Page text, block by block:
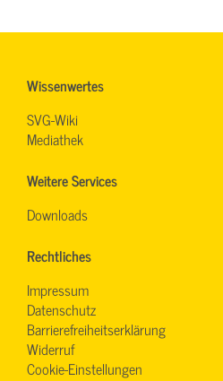
Wissenwertes
SVG-Wiki
Mediathek
Weitere Services
Downloads
Rechtliches
Impressum
Datenschutz
Barrierefreiheitserklärung
Widerruf
Cookie-Einstellungen